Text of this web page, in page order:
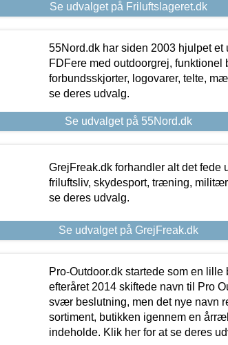
Se udvalget på Friluftslageret.dk
55Nord.dk har siden 2003 hjulpet et
FDFere med outdoorgrej,
forbundsskjorter, logovarer, telte,
se deres udvalg.
Se udvalget på 55Nord.dk
GrejFreak.dk forhandler alt det fede
friluftsliv, skydesport, træning,
se deres udvalg.
Se udvalget på GrejFreak.dk
Pro-Outdoor.dk startede som en
efteråret 2014 skiftede navn til Pro
svær beslutning, men det nye navn
sortiment, butikken igennem en
indeholde. Klik her for at se deres